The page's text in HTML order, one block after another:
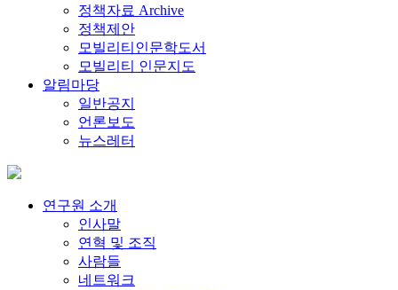
정책자료 Archive
정책제안
모빌리티인문학도서
모빌리티 인문지도
알림마당
일반공지
언론보도
뉴스레터
연구원 소개
인사말
연혁 및 조직
사람들
네트워크